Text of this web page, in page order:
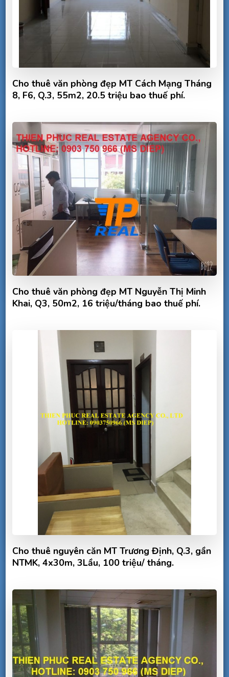
Cho thuê văn phòng đẹp MT Cách Mạng Tháng
8, F6, Q.3, 55m2, 20.5 triệu bao thuế phí.
Cho thuê văn phòng đẹp MT Nguyễn Thị Minh
Khai, Q3, 50m2, 16 triệu/tháng bao thuế phí.
Cho thuê nguyên căn MT Trương Định, Q.3, gần
NTMK, 4x30m, 3Lầu, 100 triệu/ tháng.